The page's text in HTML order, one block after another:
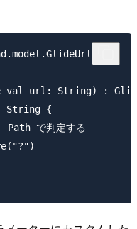
val url: String) :
String {
Path で判定する